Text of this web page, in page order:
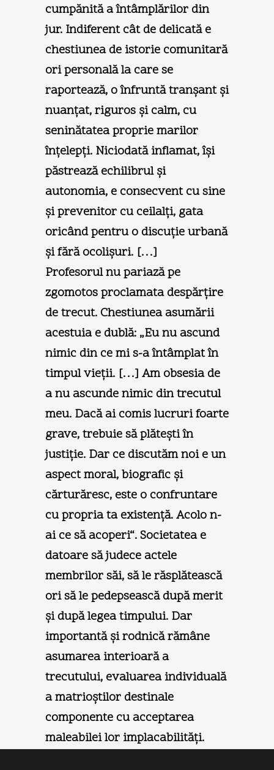
cumpănită a întâmplărilor din
jur. Indiferent cât de delicată e
chestiunea de istorie comunitară
ori personală la care se
raportează, o înfruntă tranşant şi
nuanţat, riguros şi calm, cu
seninătatea proprie marilor
înţelepţi. Niciodată inflamat, îşi
păstrează echilibrul şi
autonomia, e consecvent cu sine
şi prevenitor cu ceilalţi, gata
oricând pentru o discuţie urbană
şi fără ocolişuri. […]
Profesorul nu pariază pe
zgomotos proclamata despărţire
de trecut. Chestiunea asumării
acestuia e dublă: „Eu nu ascund
nimic din ce mi s-a întâmplat în
timpul vieţii. […] Am obsesia de
a nu ascunde nimic din trecutul
meu. Dacă ai comis lucruri foarte
grave, trebuie să plăteşti în
justiţie. Dar ce discutăm noi e un
aspect moral, biografic şi
cărturăresc, este o confruntare
cu propria ta existenţă. Acolo n-
ai ce să acoperi“. Societatea e
datoare să judece actele
membrilor săi, să le răsplătească
ori să le pedepsească după merit
şi după legea timpului. Dar
importantă şi rodnică rămâne
asumarea interioară a
trecutului, evaluarea individuală
a matrioştilor destinale
componente cu acceptarea
maleabilei lor implacabilităţi.